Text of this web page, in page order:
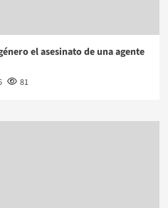
el asesinato de una agente
81